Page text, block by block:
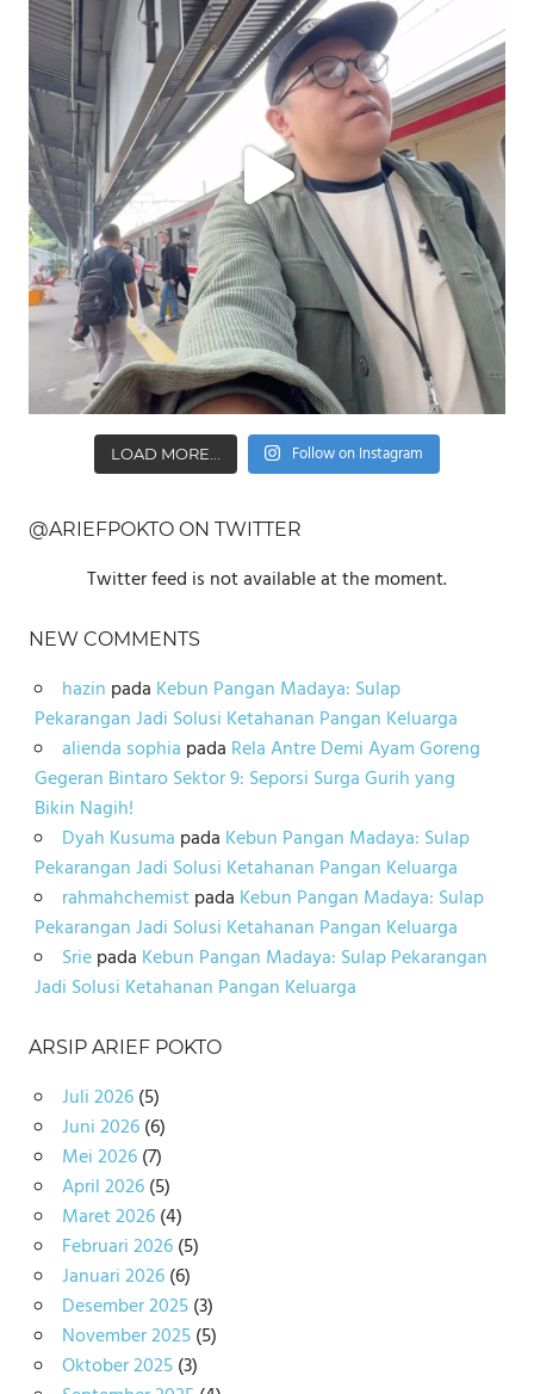
LOAD MORE... Follow on Instagram
@ARIEFPOKTO ON TWITTER
Twitter feed is not available at the moment.
NEW COMMENTS
hazin pada Kebun Pangan Madaya: Sulap
Pekarangan Jadi Solusi Ketahanan Pangan Keluarga
alienda sophia pada Rela Antre Demi Ayam Goreng
Gegeran Bintaro Sektor 9: Seporsi Surga Gurih yang
Bikin Nagih!
Dyah Kusuma pada Kebun Pangan Madaya: Sulap
Pekarangan Jadi Solusi Ketahanan Pangan Keluarga
rahmahchemistpada Kebun Pangan Madaya: Sulap
Pekarangan Jadi Solusi Ketahanan Pangan Keluarga
Sriepada Kebun Pangan Madaya: Sulap Pekarangan
Jadi Solusi Ketahanan Pangan Keluarga
ARSIP ARIEF POKTO
Juli 2026(5)
Juni 2026(6)
Mei 2026(7)
April 2026(5)
Maret 2026(4)
Februari 2026(5)
Januari 2026(6)
Desember 2025(3)
November 2025(5)
Oktober 2025(3)